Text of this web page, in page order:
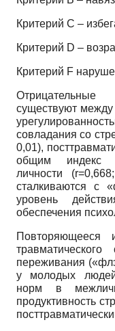
Критерий С –
Критерий D –
Критерий F
Отрицательные
существуют
совладания со
0,01),
общим индекс
личности
сталкиваются с
уровень
обеспечения
Повторяющееся
переживания
у молодых
норм в
продуктивность